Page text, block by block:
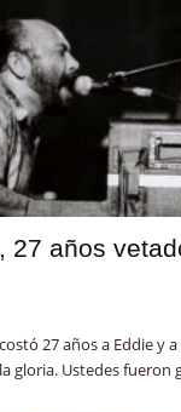
27 años
costó 27 años a Eddie y
gloria. Ustedes fueron